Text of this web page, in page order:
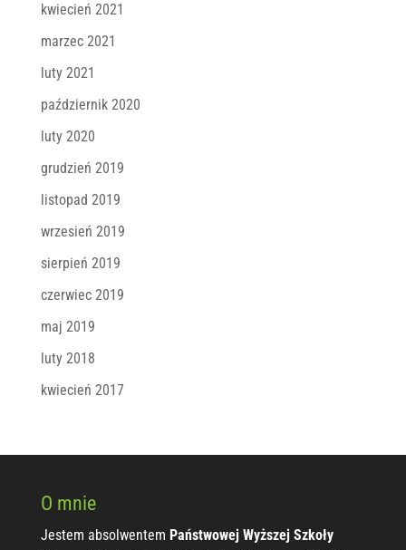
kwiecień 2021
marzec 2021
luty 2021
październik 2020
luty 2020
grudzień 2019
listopad 2019
wrzesień 2019
sierpień 2019
czerwiec 2019
maj 2019
luty 2018
kwiecień 2017
O mnie
Jestem absolwentem Państwowej Wyższej Szkoły